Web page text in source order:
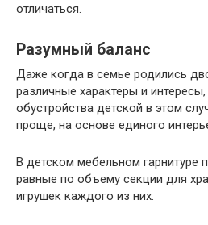
отличаться.
Разумный баланс
Даже когда в семье родились
различные характеры и
обустройства детской в этом
проще, на основе единого
В детском мебельном гарнитуре
равные по объему секции для
игрушек каждого из них.